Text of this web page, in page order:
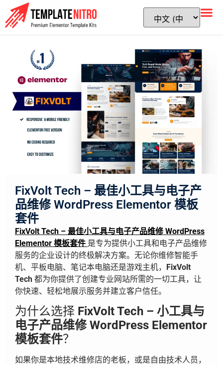
FixVolt Tech – 最佳小工具与电子产
品维修 WordPress Elementor 模板
套件
FixVolt Tech – 最佳小工具与电子产品维修 WordPress
Elementor 模板套件 是专为提供小工具和电子产品维修
服务的企业设计的终极解决方案。无论你维修智能手
机、平板电脑、笔记本电脑还是游戏主机， FixVolt
Tech 都为你提供了创建专业网站所需的一切工具，让
你快速、轻松地展示服务并建立客户信任。
为什么选择 FixVolt Tech – 小工具与
电子产品维修 WordPress Elementor
模板套件？
如果你是本地技术维修店的老板，或是自由技术人员，